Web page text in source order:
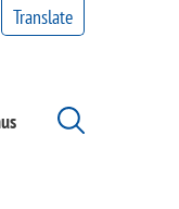
Translate